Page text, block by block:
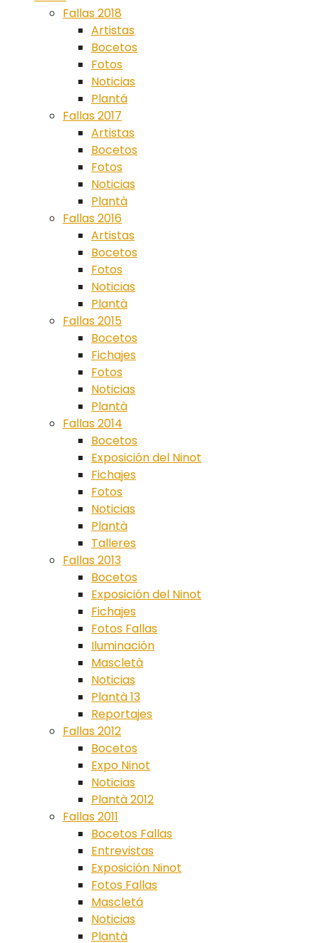
Fallas 2018
Artistas
Bocetos
Fotos
Noticias
Plantá
Fallas 2017
Artistas
Bocetos
Fotos
Noticias
Plantà
Fallas 2016
Artistas
Bocetos
Fotos
Noticias
Plantà
Fallas 2015
Bocetos
Fichajes
Fotos
Noticias
Plantà
Fallas 2014
Bocetos
Exposición del Ninot
Fichajes
Fotos
Noticias
Plantà
Talleres
Fallas 2013
Bocetos
Exposición del Ninot
Fichajes
Fotos Fallas
Iluminación
Mascletà
Noticias
Plantà 13
Reportajes
Fallas 2012
Bocetos
Expo Ninot
Noticias
Plantà 2012
Fallas 2011
Bocetos Fallas
Entrevistas
Exposición Ninot
Fotos Fallas
Mascletá
Noticias
Plantà